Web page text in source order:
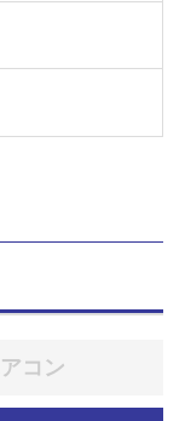
コン